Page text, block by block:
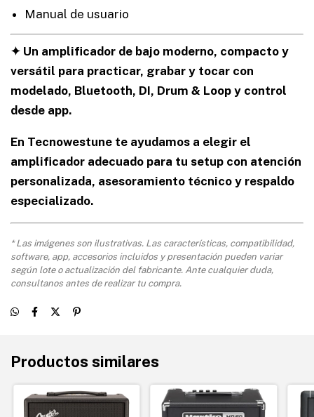
Manual de usuario
✦ Un amplificador de bajo moderno, compacto y
versátil para practicar, grabar y tocar con
modelado, Bluetooth, DI, Drum & Loop y control
desde app.
En Tecnowestune te ayudamos a elegir el
amplificador adecuado para tu setup con atención
personalizada, asesoramiento técnico y respaldo
especializado.
* Las imágenes son ilustrativas. Las características, compatibilidad,
software, app, accesorios incluidos y presentación pueden variar
según lote o actualización del fabricante. Ante cualquier duda,
consultanos antes de realizar tu compra.
Productos similares